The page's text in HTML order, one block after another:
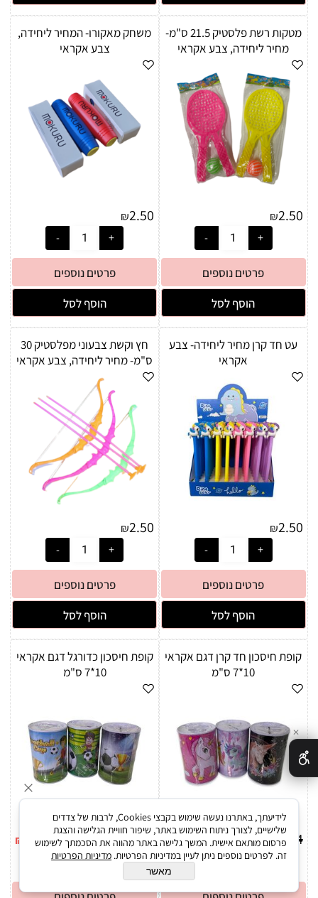
מטקות רשת פלסטיק 21.5 ס"מ-
מחיר ליחידה, צבע אקראי
₪2.50
פרטים נוספים
הוסף לסל
משחק מאקורו- המחיר ליחידה,
צבע אקראי
₪2.50
פרטים נוספים
הוסף לסל
עט חד קרן מחיר ליחידה- צבע
אקראי
₪2.50
פרטים נוספים
הוסף לסל
חץ וקשת צבעוני מפלסטיק 30
ס"מ- מחיר ליחידה, צבע אקראי
₪2.50
פרטים נוספים
הוסף לסל
קופת חיסכון חד קרן דגם אקראי
10*7 ס"מ
4
₪3
קופת חיסכון כדורגל דגם אקראי
10*7 ס"מ
₪4
₪
✕
לידיעתך, באתרנו נעשה שימוש בקבצי Cookies, לרבות של צדדים
שלישיים, לצורך ניתוח השימוש באתר, שיפור חוויית הגלישה והצגת
פרסום מותאם אישית. המשך גלישה באתר מהווה את הסכמתך לשימוש
זה. לפרטים נוספים ניתן לעיין במדיניות הפרטיות. מדיניות הפרטיות
מאשר